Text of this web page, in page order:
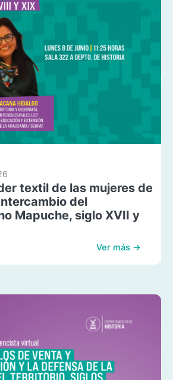
textil de las mujeres de
del
Mapuche, siglo XVII y
Ver más →